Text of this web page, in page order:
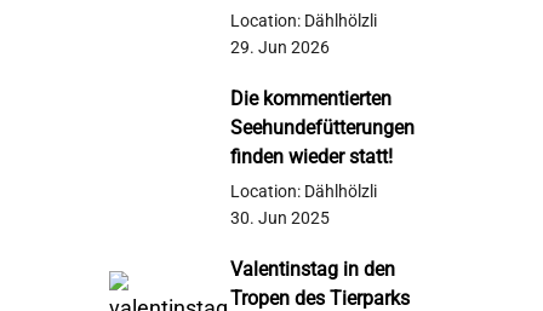
Location: Dählhölzli
29. Jun 2026
Die kommentierten
Seehundefütterungen
finden wieder statt!
Location: Dählhölzli
30. Jun 2025
Valentinstag in den
Tropen des Tierparks